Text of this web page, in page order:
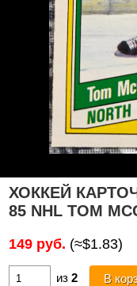
ХОККЕЙ
85 NHL TOM
149 руб. (≈$1.83)
из 2 В